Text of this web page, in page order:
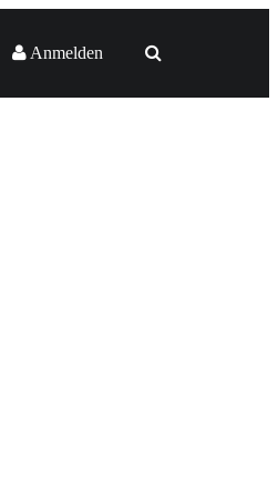
Anmelden